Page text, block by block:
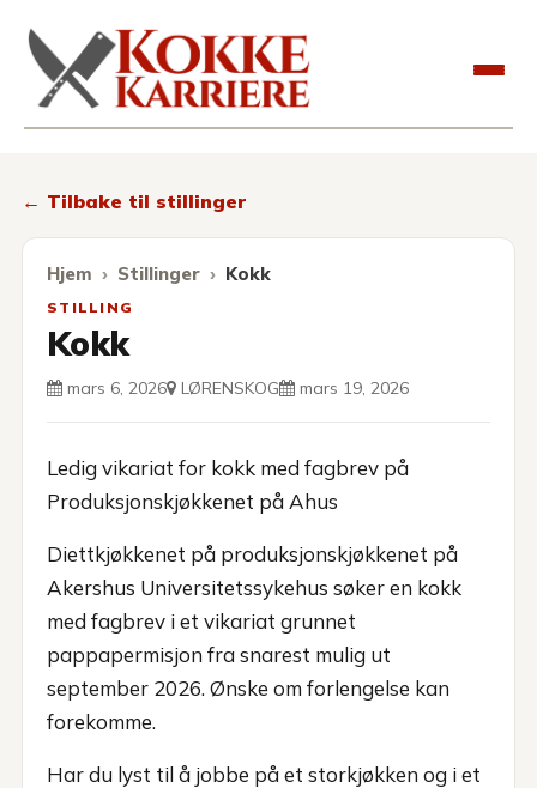
Kokkekarriere
← Tilbake til stillinger
Hjem Stillinger Kokk
STILLING
Kokk
mars 6, 2026 LØRENSKOG mars 19, 2026
Ledig vikariat for kokk med fagbrev på
Produksjonskjøkkenet på Ahus
Diettkjøkkenet på produksjonskjøkkenet på
Akershus Universitetssykehus søker en kokk
med fagbrev i et vikariat grunnet
pappapermisjon fra snarest mulig ut
september 2026. Ønske om forlengelse kan
forekomme.
Har du lyst til å jobbe på et storkjøkken og i et